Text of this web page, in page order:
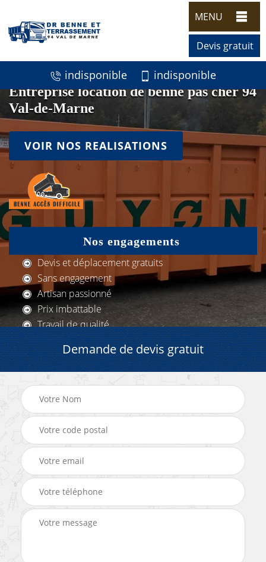
MENU
Devis gratuit
indisponible indisponible
Entreprise location de benne pas cher 94
Val-de-Marne
VOIR NOS REALISATIONS
Nos engagements
Devis et déplacement gratuits
Sans engagement
Artisan passionné
Prix imbattable
Travail de qualité
Demande de devis gratuit